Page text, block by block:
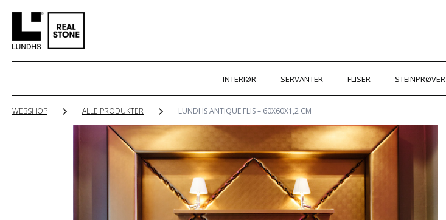
INTERIØR SERVANTER FLISER STEINPRØVER
WEBSHOP ALLE PRODUKTER LUNDHS ANTIQUE FLIS – 60X60X1,2 CM